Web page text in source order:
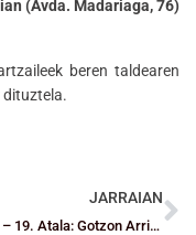
(Avda. Madariaga, 76)
beren taldearen
dituztela.
JARRAIAN
Bisaski – 19. Atala: Gotzon Arrietak (Santurtzi ST) eta Imanol Adanek (Getxo Saski) denboraldiaren balantzea egin dute EBAn